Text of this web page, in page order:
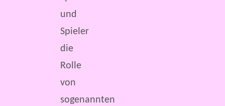
und
Spieler
die
Rolle
von
sogenannten